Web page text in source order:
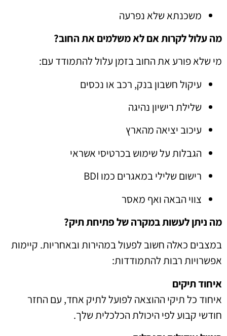
משכנתא שלא נפרעה
מה עלול לקרות אם לא משלמים את החוב?
מי שלא פורע את החוב בזמן עלול להתמודד עם:
עיקול חשבון בנק, רכב או נכסים
שלילת רישיון נהיגה
עיכוב יציאה מהארץ
הגבלות על שימוש בכרטיסי אשראי
רישום שלילי במאגרים כמו BDI
צווי הבאה ואף מאסר
מה ניתן לעשות במקרה של פתיחת תיק?
במצבים כאלה חשוב לפעול במהירות ובאחריות. קיימות
אפשרויות רבות להתמודדות:
איחוד תיקים
איחוד כל תיקי ההוצאה לפועל לתיק אחד, עם החזר
חודשי קבוע לפי היכולת הכלכלית שלך.